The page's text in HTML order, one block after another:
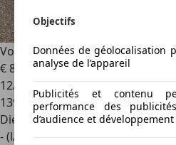
Volvo C302.0D R-Design
€ 8 999€ 9 999,-
12/2010
139 773 km
Diesel
- (l/100 km)
Objectifs
Données de géolocalisation
analyse de l’appareil
Publicités et contenu
performance des
d’audience et